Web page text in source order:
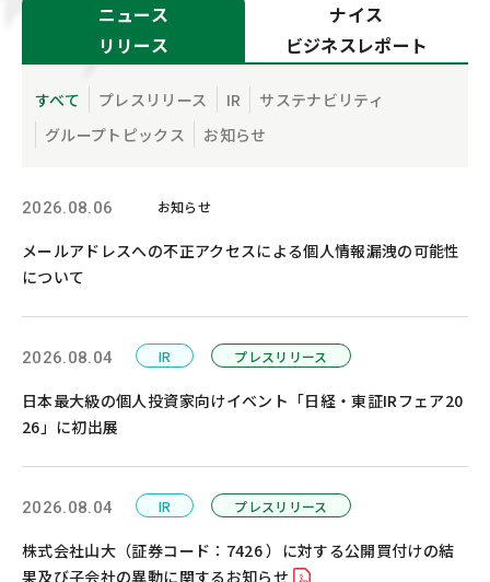
ニュース
リリース
ナイス
ビジネスレポート
すべて プレスリリース IR
サステナビリティ
グループトピックス
お知らせ
2026.08.06 お知らせ
メールアドレスへの不正アクセスによる個人情報漏洩の可能性
について
2026.08.04 IR プレスリリース
日本最大級の個人投資家向けイベント「日経・東証IRフェア20
26」に初出展
2026.08.04 IR プレスリリース
株式会社山大（証券コード：7426 ）に対する公開買付けの結
果及び子会社の異動に関するお知らせ